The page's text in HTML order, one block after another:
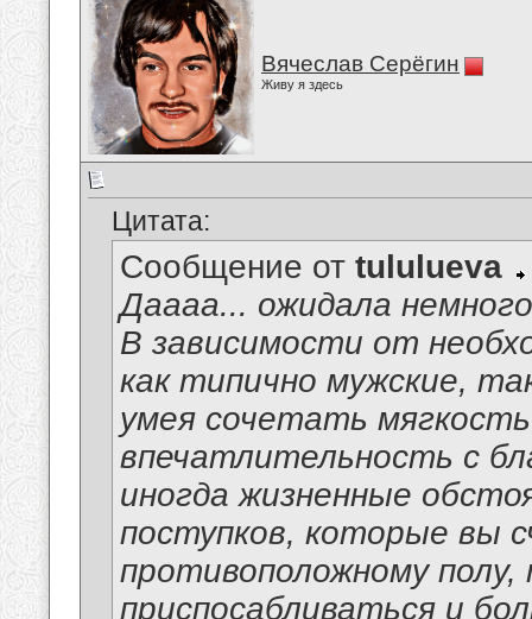
Вячеслав Серёгин
Живу я здесь
Цитата:
Сообщение от tululueva
Даааа... ожидала
В зависимости от
как типично мужские,
умея сочетать
впечатлительность с
иногда жизненные
поступков, которые вы
противоположному
приспосабливаться и